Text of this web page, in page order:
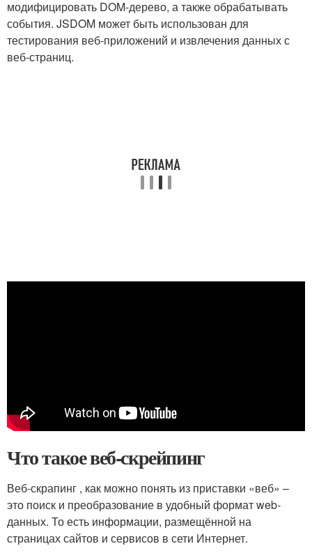
модифицировать DOM-дерево, а также обрабатывать
события. JSDOM может быть использован для
тестирования веб-приложений и извлечения данных с
веб-страниц.
Что такое веб-скрейпинг
Веб-скрапинг , как можно понять из приставки «веб» –
это поиск и преобразование в удобный формат web-
данных. То есть информации, размещённой на
страницах сайтов и сервисов в сети Интернет.